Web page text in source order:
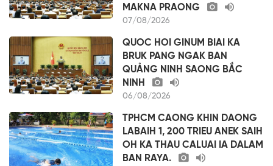
MAKNA PRAONG
07/08/2026
QUOC HOI GINUM BIAI KA
BRUK PANG NGAK BAN
QUẢNG NINH SAONG BẮC
NINH
06/08/2026
TPHCM CAONG KHIN DAONG
LABAIH 1, 200 TRIEU ANEK SAIH
OH KA THAU CALUAI IA DALAM
BAN RAYA.